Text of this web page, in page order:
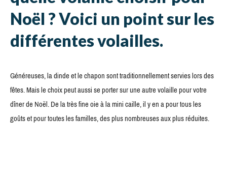
Noël ? Voici un point sur les
différentes volailles.
Généreuses, la dinde et le chapon sont traditionnellement servies lors des
fêtes. Mais le choix peut aussi se porter sur une autre volaille pour votre
dîner de Noël. De la très fine oie à la mini caille, il y en a pour tous les
goûts et pour toutes les familles, des plus nombreuses aux plus réduites.